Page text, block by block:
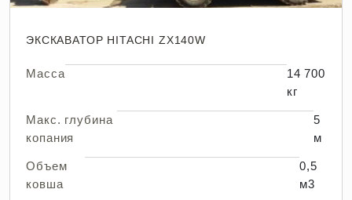
ЭКСКАВАТОР HITACHI ZX140W
Масса
14 700
кг
Макс. глубина
копания
5
м
Объем
ковша
0,5
м3